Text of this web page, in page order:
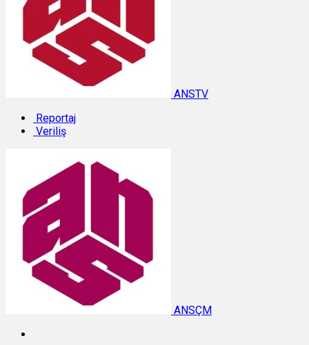
ANSTV
Reportaj
Veriliş
ANSÇM